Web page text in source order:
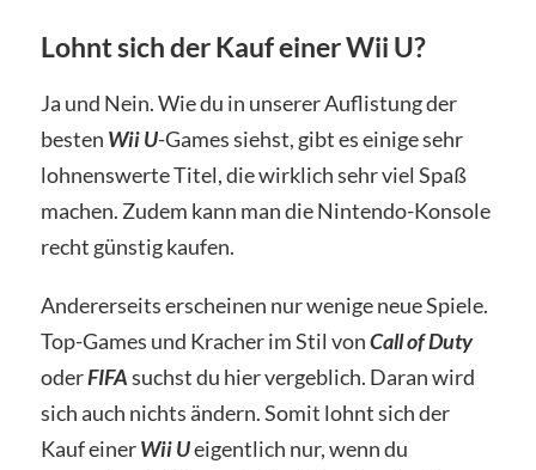
Lohnt sich der Kauf einer Wii U?
Ja und Nein. Wie du in unserer Auflistung der
besten Wii U-Games siehst, gibt es einige sehr
lohnenswerte Titel, die wirklich sehr viel Spaß
machen. Zudem kann man die Nintendo-Konsole
recht günstig kaufen.
Andererseits erscheinen nur wenige neue Spiele.
Top-Games und Kracher im Stil vonCall of Duty
oderFIFAsuchst du hier vergeblich. Daran wird
sich auch nichts ändern. Somit lohnt sich der
Kauf einerWii Ueigentlich nur, wenn du